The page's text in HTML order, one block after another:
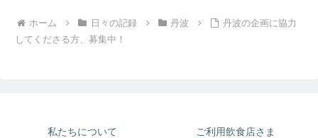
ホーム 日々の記録 丹波
丹波の企画に協力
してくださる方、募集中！
私たちについて
ご利用飲食店さま